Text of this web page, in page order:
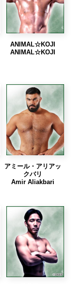
ANIMAL☆KOJI
ANIMAL☆KOJI
アミール・アリアッ
クバリ
Amir Aliakbari